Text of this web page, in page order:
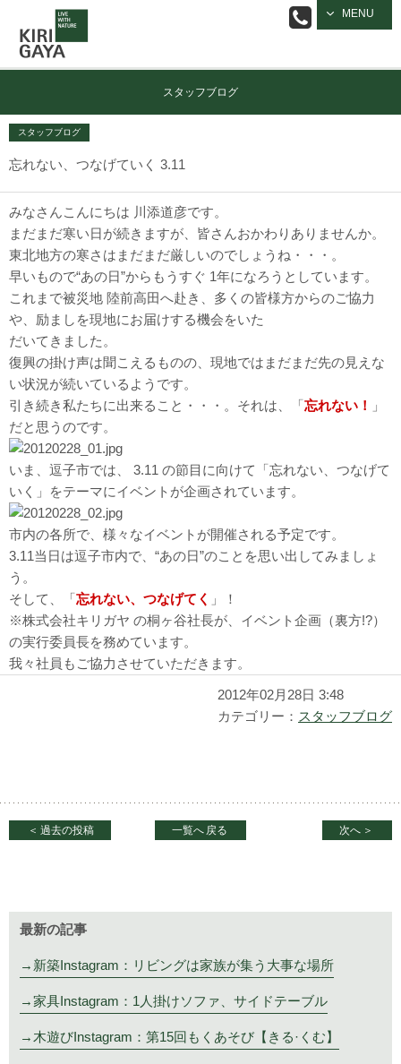
MENU
逗子の工務店
｜キリガヤ
スタッフブログ
スタッフブログ
忘れない、つなげていく 3.11
みなさんこんにちは 川添道彦です。
まだまだ寒い日が続きますが、皆さんおかわりありませんか。
東北地方の寒さはまだまだ厳しいのでしょうね・・・。
早いもので“あの日”からもうすぐ 1年になろうとしています。
これまで被災地 陸前高田へ赴き、多くの皆様方からのご協力
や、励ましを現地にお届けする機会をいた
だいてきました。
復興の掛け声は聞こえるものの、現地ではまだまだ先の見えな
い状況が続いているようです。
引き続き私たちに出来ること・・・。それは、「忘れない！
」
だと思うのです。
いま、逗子市では、 3.11 の節目に向けて「忘れない、つなげて
いく」をテーマにイベントが企画されています。
市内の各所で、様々なイベントが開催される予定です。
3.11当日は逗子市内で、“あの日”のことを思い出してみましょ
う。
そして、「忘れない、つなげてく 」！
※株式会社キリガヤ の桐ヶ谷社長が、イベント企画（裏方!?）
の実行委員長を務めています。
我々社員もご協力させていただきます。
2012年02月28日 3:48
カテゴリー： スタッフブログ
＜ 過去の投稿 一覧へ 戻る 次へ ＞
最新の記事
新築Instagram：リビングは家族が集う大事な場所
家具Instagram：1人掛けソファ、サイドテーブル
木遊びInstagram：第15回もくあそび【きる·くむ】